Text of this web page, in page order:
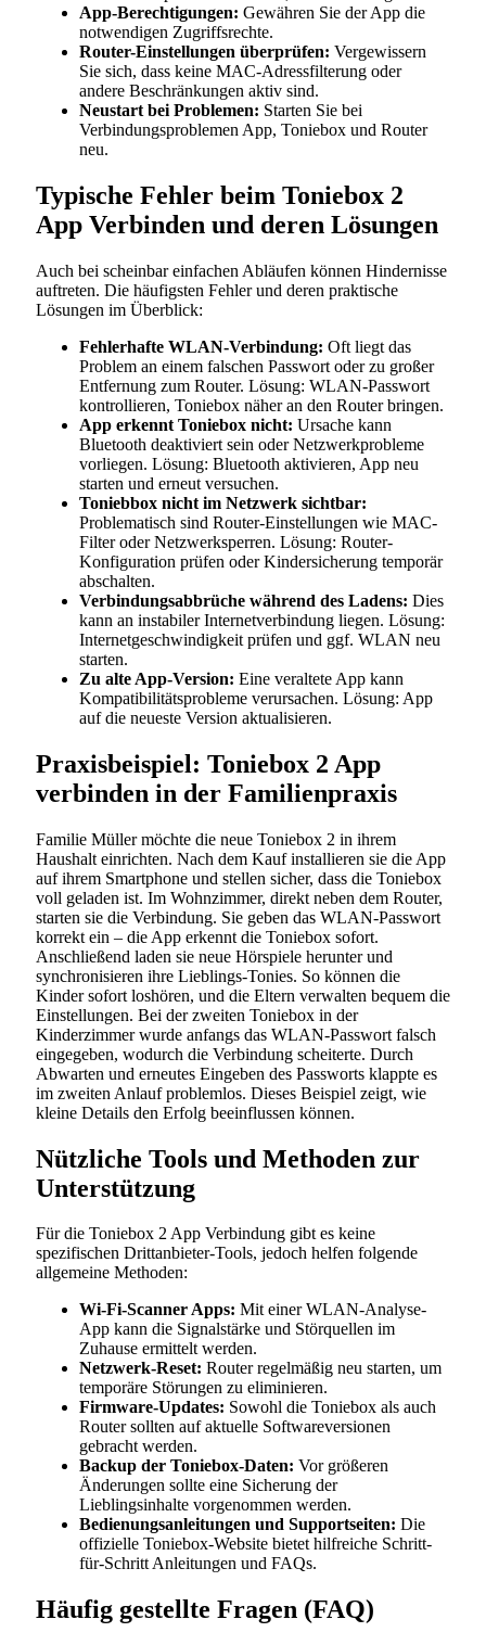
App-Berechtigungen: Gewähren Sie der App die
notwendigen Zugriffsrechte.
Router-Einstellungen überprüfen: Vergewissern
Sie sich, dass keine MAC-Adressfilterung oder
andere Beschränkungen aktiv sind.
Neustart bei Problemen: Starten Sie bei
Verbindungsproblemen App, Toniebox und Router
neu.
Typische Fehler beim Toniebox 2
App Verbinden und deren Lösungen
Auch bei scheinbar einfachen Abläufen können Hindernisse
auftreten. Die häufigsten Fehler und deren praktische
Lösungen im Überblick:
Fehlerhafte WLAN-Verbindung: Oft liegt das
Problem an einem falschen Passwort oder zu großer
Entfernung zum Router. Lösung: WLAN-Passwort
kontrollieren, Toniebox näher an den Router bringen.
App erkennt Toniebox nicht: Ursache kann
Bluetooth deaktiviert sein oder Netzwerkprobleme
vorliegen. Lösung: Bluetooth aktivieren, App neu
starten und erneut versuchen.
Toniebbox nicht im Netzwerk sichtbar:
Problematisch sind Router-Einstellungen wie MAC-
Filter oder Netzwerksperren. Lösung: Router-
Konfiguration prüfen oder Kindersicherung temporär
abschalten.
Verbindungsabbrüche während des Ladens: Dies
kann an instabiler Internetverbindung liegen. Lösung:
Internetgeschwindigkeit prüfen und ggf. WLAN neu
starten.
Zu alte App-Version: Eine veraltete App kann
Kompatibilitätsprobleme verursachen. Lösung: App
auf die neueste Version aktualisieren.
Praxisbeispiel: Toniebox 2 App
verbinden in der Familienpraxis
Familie Müller möchte die neue Toniebox 2 in ihrem
Haushalt einrichten. Nach dem Kauf installieren sie die App
auf ihrem Smartphone und stellen sicher, dass die Toniebox
voll geladen ist. Im Wohnzimmer, direkt neben dem Router,
starten sie die Verbindung. Sie geben das WLAN-Passwort
korrekt ein – die App erkennt die Toniebox sofort.
Anschließend laden sie neue Hörspiele herunter und
synchronisieren ihre Lieblings-Tonies. So können die
Kinder sofort loshören, und die Eltern verwalten bequem die
Einstellungen. Bei der zweiten Toniebox in der
Kinderzimmer wurde anfangs das WLAN-Passwort falsch
eingegeben, wodurch die Verbindung scheiterte. Durch
Abwarten und erneutes Eingeben des Passworts klappte es
im zweiten Anlauf problemlos. Dieses Beispiel zeigt, wie
kleine Details den Erfolg beeinflussen können.
Nützliche Tools und Methoden zur
Unterstützung
Für die Toniebox 2 App Verbindung gibt es keine
spezifischen Drittanbieter-Tools, jedoch helfen folgende
allgemeine Methoden:
Wi-Fi-Scanner Apps: Mit einer WLAN-Analyse-
App kann die Signalstärke und Störquellen im
Zuhause ermittelt werden.
Netzwerk-Reset: Router regelmäßig neu starten, um
temporäre Störungen zu eliminieren.
Firmware-Updates: Sowohl die Toniebox als auch
Router sollten auf aktuelle Softwareversionen
gebracht werden.
Backup der Toniebox-Daten: Vor größeren
Änderungen sollte eine Sicherung der
Lieblingsinhalte vorgenommen werden.
Bedienungsanleitungen und Supportseiten: Die
offizielle Toniebox-Website bietet hilfreiche Schritt-
für-Schritt Anleitungen und FAQs.
Häufig gestellte Fragen (FAQ)